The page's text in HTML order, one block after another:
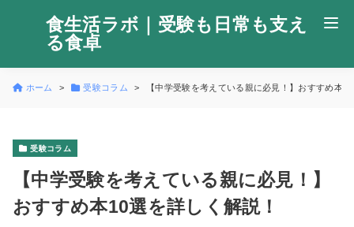
食生活ラボ｜受験も日常も支え
る食卓
ホーム 受験コラム 【中学受験を考えている親に必見！】おすすめ本
受験コラム
【中学受験を考えている親に必見！】
おすすめ本10選を詳しく解説！